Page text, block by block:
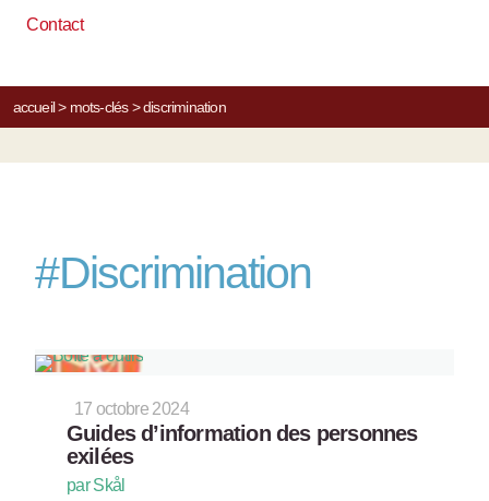
Contact
accueil> mots-clés> discrimination
#Discrimination
17 octobre 2024
Guides d’information des personnes
exilées
par Skål